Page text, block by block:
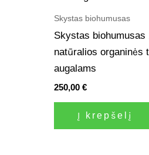
Skystas biohumusas
Skystas biohumusas
natūralios organinės
augalams
250,00€
Į krepšelį